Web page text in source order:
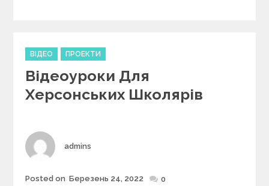
C
a
e
g
i
e
ВІДЕО ПРОЕКТИ
Відеоуроки Для
Херсонських Школярів
Author
admins
Posted
Posted on Березень 24, 2022 0